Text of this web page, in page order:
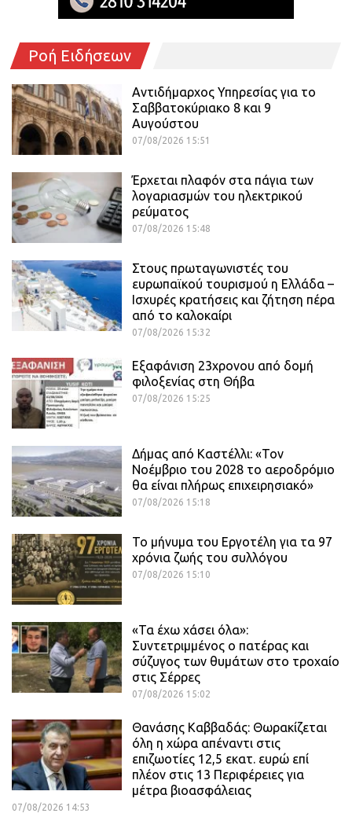
Ροή Ειδήσεων
Αντιδήμαρχος Υπηρεσίας για το
Σαββατοκύριακο 8 και 9
Αυγούστου
07/08/2026 15:51
Έρχεται πλαφόν στα πάγια των
λογαριασμών του ηλεκτρικού
ρεύματος
07/08/2026 15:48
Στους πρωταγωνιστές του
ευρωπαϊκού τουρισμού η Ελλάδα –
Ισχυρές κρατήσεις και ζήτηση πέρα
από το καλοκαίρι
07/08/2026 15:32
Εξαφάνιση 23χρονου από δομή
φιλοξενίας στη Θήβα
07/08/2026 15:25
Δήμας από Καστέλλι: «Τον
Νοέμβριο του 2028 το αεροδρόμιο
θα είναι πλήρως επιχειρησιακό»
07/08/2026 15:18
Το μήνυμα του Εργοτέλη για τα 97
χρόνια ζωής του συλλόγου
07/08/2026 15:10
«Τα έχω χάσει όλα»:
Συντετριμμένος ο πατέρας και
σύζυγος των θυμάτων στο τροχαίο
στις Σέρρες
07/08/2026 15:02
Θανάσης Καββαδάς: Θωρακίζεται
όλη η χώρα απέναντι στις
επιζωοτίες 12,5 εκατ. ευρώ επί
πλέον στις 13 Περιφέρειες για
μέτρα βιοασφάλειας
07/08/2026 14:53